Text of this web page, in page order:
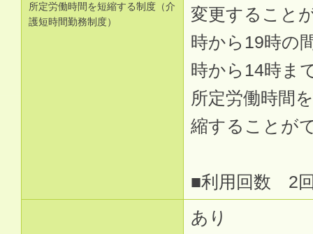
所定労働時間を短縮する制度（介
護短時間勤務制度）
変更すること
時から19時の
時から14時ま
所定労働時間
縮することが
■利用回数 2
あり